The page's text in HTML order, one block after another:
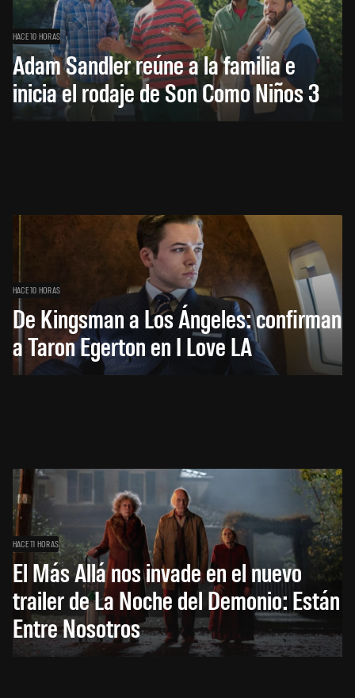
HACE 10 HORAS
Adam Sandler reúne a la familia e
inicia el rodaje de Son Como Niños 3
HACE 10 HORAS
De Kingsman a Los Ángeles: confirman
a Taron Egerton en I Love LA
HACE 11 HORAS
El Más Allá nos invade en el nuevo
trailer de La Noche del Demonio: Están
Entre Nosotros